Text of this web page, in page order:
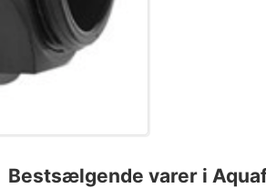
Bestsælgende varer i